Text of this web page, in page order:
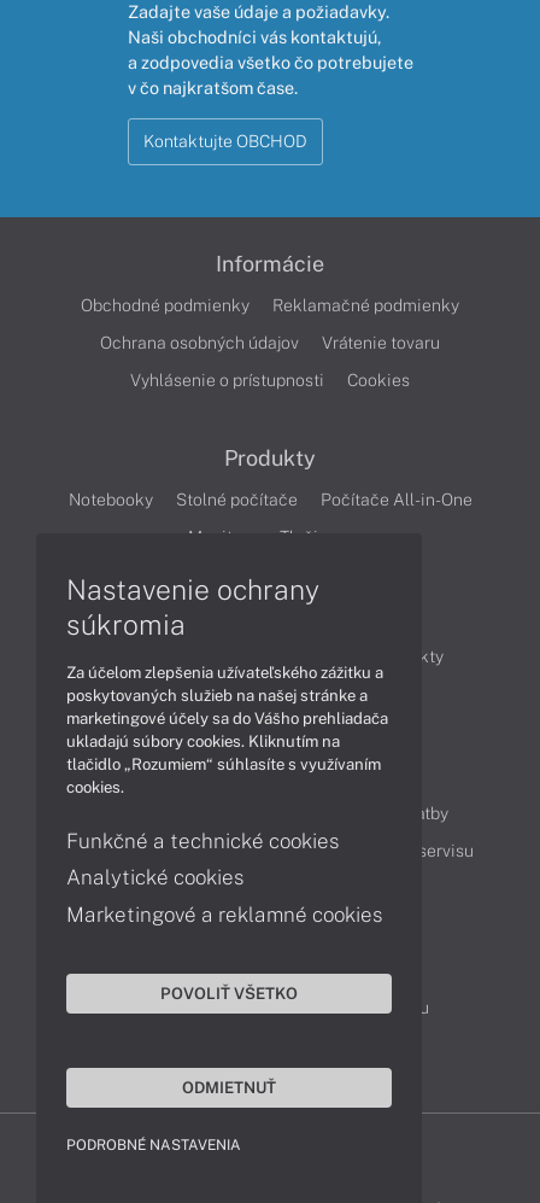
Zadajte vaše údaje a požiadavky.
Naši obchodníci vás kontaktujú,
a zodpovedia všetko čo potrebujete
v čo najkratšom čase.
Kontaktujte OBCHOD
Informácie
Obchodné podmienky
Reklamačné podmienky
Ochrana osobných údajov
Vrátenie tovaru
Vyhlásenie o prístupnosti
Cookies
Produkty
Notebooky Stolné počítače
Počítače All-in-One
Monitory
Tlačiarne
Produkty
Technológie
Videá
Obsah
Možnosti doručenia a platby
Podpora a servis
Servisné služby Cenník servisu
Kontakty
043 4224 771
Obchodné oddelenie
Reklamácia tovaru
Nastavenie ochrany
súkromia
Za účelom zlepšenia užívateľského zážitku a
poskytovaných služieb na našej stránke a
marketingové účely sa do Vášho prehliadača
ukladajú súbory cookies. Kliknutím na
tlačidlo „Rozumiem“ súhlasíte s využívaním
cookies.
Funkčné a technické cookies
Analytické cookies
Marketingové a reklamné cookies
POVOLIŤ VŠETKO
ODMIETNUŤ
PODROBNÉ NASTAVENIA